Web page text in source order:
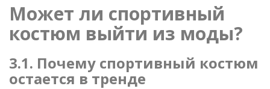
Может ли спортивный
костюм выйти из моды?
3.1. Почему спортивный костюм
остается в тренде